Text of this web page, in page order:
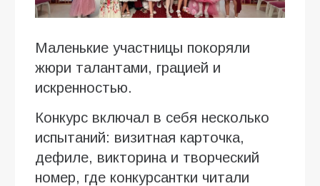
Маленькие участницы покоряли
жюри талантами, грацией и
искренностью.
Конкурс включал в себя несколько
испытаний: визитная карточка,
дефиле, викторина и творческий
номер, где конкурсантки читали